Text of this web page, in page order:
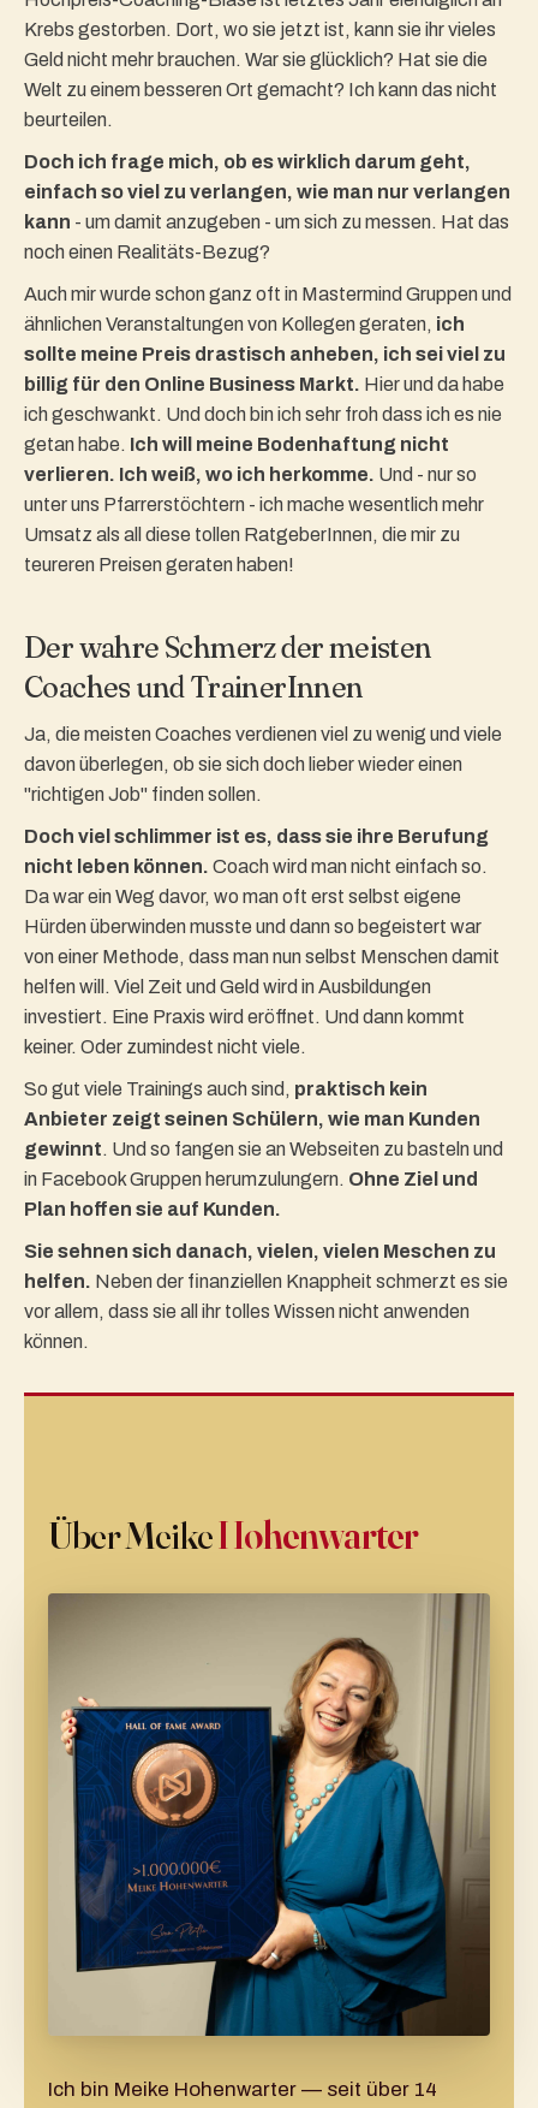
Krebs gestorben. Dort, wo sie jetzt ist, kann sie ihr vieles
Geld nicht mehr brauchen. War sie glücklich? Hat sie die
Welt zu einem besseren Ort gemacht? Ich kann das nicht
beurteilen.
Doch ich frage mich, ob es wirklich darum geht,
einfach so viel zu verlangen, wie man nur verlangen
kann - um damit anzugeben - um sich zu messen. Hat das
noch einen Realitäts-Bezug?
Auch mir wurde schon ganz oft in Mastermind Gruppen und
ähnlichen Veranstaltungen von Kollegen geraten, ich
sollte meine Preis drastisch anheben, ich sei viel zu
billig für den Online Business Markt. Hier und da habe
ich geschwankt. Und doch bin ich sehr froh dass ich es nie
getan habe. Ich will meine Bodenhaftung nicht
verlieren. Ich weiß, wo ich herkomme. Und - nur so
unter uns Pfarrerstöchtern - ich mache wesentlich mehr
Umsatz als all diese tollen RatgeberInnen, die mir zu
teureren Preisen geraten haben!
Der wahre Schmerz der meisten
Coaches und TrainerInnen
Ja, die meisten Coaches verdienen viel zu wenig und viele
davon überlegen, ob sie sich doch lieber wieder einen
"richtigen Job" finden sollen.
Doch viel schlimmer ist es, dass sie ihre Berufung
nicht leben können. Coach wird man nicht einfach so.
Da war ein Weg davor, wo man oft erst selbst eigene
Hürden überwinden musste und dann so begeistert war
von einer Methode, dass man nun selbst Menschen damit
helfen will. Viel Zeit und Geld wird in Ausbildungen
investiert. Eine Praxis wird eröffnet. Und dann kommt
keiner. Oder zumindest nicht viele.
So gut viele Trainings auch sind, praktisch kein
Anbieter zeigt seinen Schülern, wie man Kunden
gewinnt. Und so fangen sie an Webseiten zu basteln und
in Facebook Gruppen herumzulungern. Ohne Ziel und
Plan hoffen sie auf Kunden.
Sie sehnen sich danach, vielen, vielen Meschen zu
helfen. Neben der finanziellen Knappheit schmerzt es sie
vor allem, dass sie all ihr tolles Wissen nicht anwenden
können.
Über MeikeHohenwarter
Ich bin Meike Hohenwarter — seit über 14